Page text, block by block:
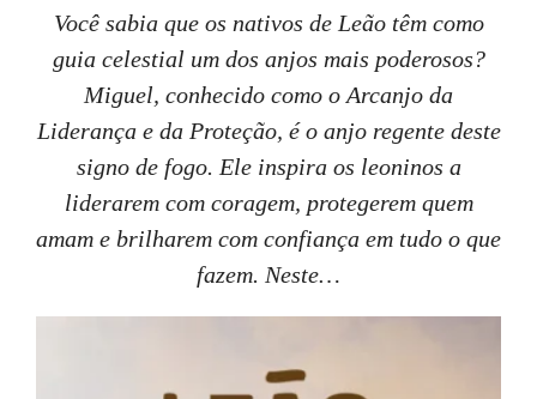
Você sabia que os nativos de Leão têm como
guia celestial um dos anjos mais poderosos?
Miguel, conhecido como o Arcanjo da
Liderança e da Proteção, é o anjo regente deste
signo de fogo. Ele inspira os leoninos a
liderarem com coragem, protegerem quem
amam e brilharem com confiança em tudo o que
fazem. Neste…